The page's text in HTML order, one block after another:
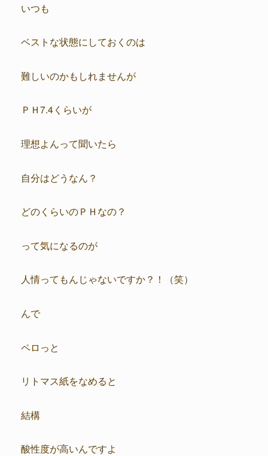
いつも
ベストな状態にしておくのは
難しいのかもしれませんが
ＰＨ7.4くらいが
理想よんって聞いたら
自分はどうなん？
どのくらいのＰＨなの？
って気になるのが
人情ってもんじゃないですか？！（笑）
んで
ペロっと
リトマス紙をなめると
結構
酸性度が高いんですよ